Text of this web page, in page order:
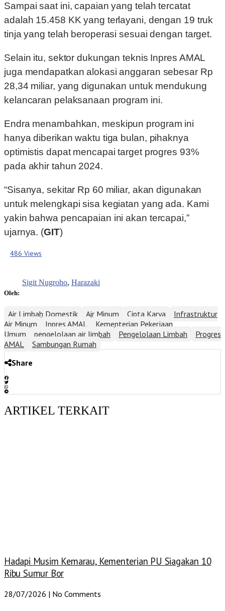
Sampai saat ini, capaian yang telah tercatat
adalah 15.458 KK yang terlayani, dengan 19 truk
tinja yang telah beroperasi sesuai dengan target.
Selain itu, sektor dukungan teknis Inpres AMAL
juga mendapatkan alokasi anggaran sebesar Rp
28,34 miliar, yang digunakan untuk mendukung
kelancaran pelaksanaan program ini.
Endra menambahkan, meskipun program ini
hanya diberikan waktu tiga bulan, pihaknya
optimistis dapat mencapai target progres 93%
pada akhir tahun 2024.
“Sisanya, sekitar Rp 60 miliar, akan digunakan
untuk melengkapi sisa kegiatan yang ada. Kami
yakin bahwa pencapaian ini akan tercapai,”
ujarnya. (GIT)
486 Views
Oleh:
Sigit Nugroho, Harazaki
Air Limbah Domestik Air Minum Cipta Karya
Infrastruktur
Air Minum
Inpres AMAL
Kementerian Pekerjaan
Umum
pengelolaan air limbah Pengelolaan Limbah
Progres
AMAL
Sambungan Rumah
Share
ARTIKEL TERKAIT
Hadapi Musim Kemarau, Kementerian PU Siagakan 10
Ribu Sumur Bor
28/07/2026 No Comments